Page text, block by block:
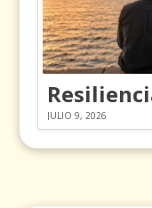
JULIO 9, 2026